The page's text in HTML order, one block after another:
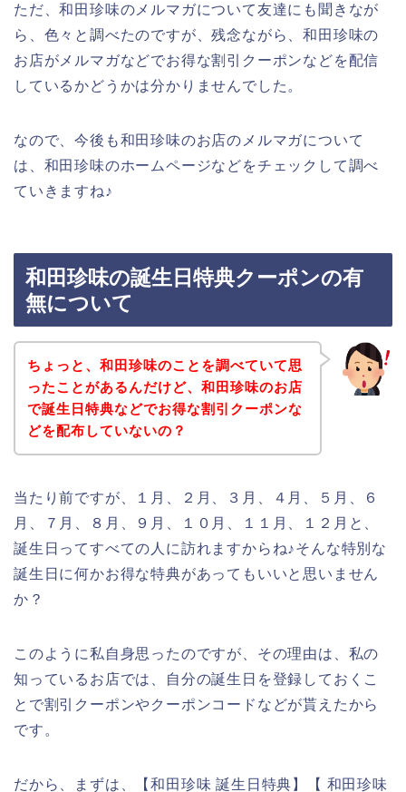
ただ、和田珍味のメルマガについて友達にも聞きなが
ら、色々と調べたのですが、残念ながら、和田珍味の
お店がメルマガなどでお得な割引クーポンなどを配信
しているかどうかは分かりませんでした。
なので、今後も和田珍味のお店のメルマガについて
は、和田珍味のホームページなどをチェックして調べ
ていきますね♪
和田珍味の誕生日特典クーポンの有
無について
ちょっと、和田珍味のことを調べていて思
ったことがあるんだけど、和田珍味のお店
で誕生日特典などでお得な割引クーポンな
どを配布していないの？
当たり前ですが、１月、２月、３月、４月、５月、６
月、７月、８月、９月、１０月、１１月、１２月と、
誕生日ってすべての人に訪れますからね♪そんな特別な
誕生日に何かお得な特典があってもいいと思いません
か？
このように私自身思ったのですが、その理由は、私の
知っているお店では、自分の誕生日を登録しておくこ
とで割引クーポンやクーポンコードなどが貰えたから
です。
だから、まずは、【和田珍味 誕生日特典】【 和田珍味